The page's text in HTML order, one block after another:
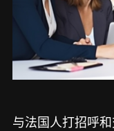
与法国人打招呼